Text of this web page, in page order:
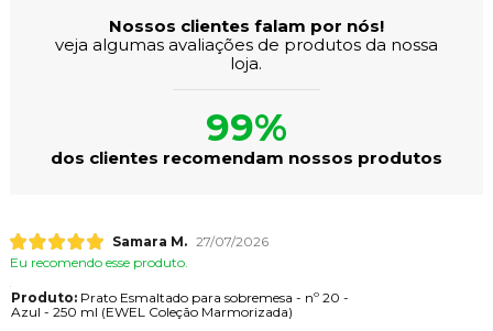
Nossos clientes falam por nós!
veja algumas avaliações de produtos da nossa
loja.
99%
dos clientes recomendam nossos produtos
Samara M. 27/07/2026
Eu recomendo esse produto.
Produto:Prato Esmaltado para sobremesa - nº 20 -
Azul - 250 ml (EWEL Coleção Marmorizada)